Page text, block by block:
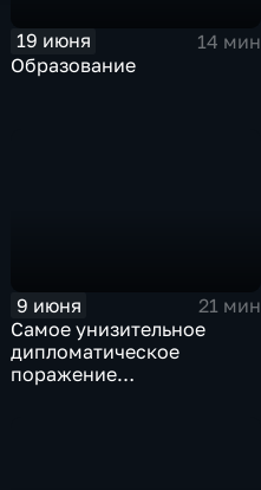
19 июня
14 мин
Образование
9 июня
21 мин
Самое унизительное
дипломатическое
поражение